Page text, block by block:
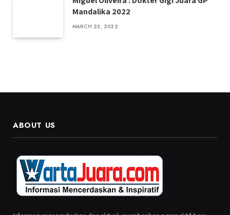
Mandalika 2022
MARCH 23, 2022
ABOUT US